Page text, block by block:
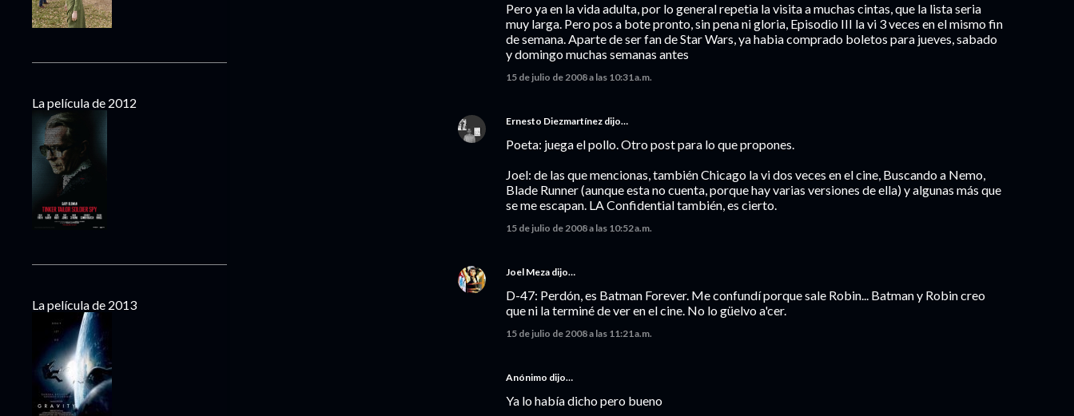
Pero ya en la vida adulta, por lo general repetia la visita a muchas cintas, que la lista seria
muy larga. Pero pos a bote pronto, sin pena ni gloria, Episodio III la vi 3 veces en el mismo fin
de semana. Aparte de ser fan de Star Wars, ya habia comprado boletos para jueves, sabado
y domingo muchas semanas antes
15 de julio de 2008 a las 10:31 a.m.
Ernesto Diezmartínez dijo…
Poeta: juega el pollo. Otro post para lo que propones.
Joel: de las que mencionas, también Chicago la vi dos veces en el cine, Buscando a Nemo,
Blade Runner (aunque esta no cuenta, porque hay varias versiones de ella) y algunas más que
se me escapan. LA Confidential también, es cierto.
15 de julio de 2008 a las 10:52 a.m.
Joel Meza dijo…
D-47: Perdón, es Batman Forever. Me confundí porque sale Robin... Batman y Robin creo
que ni la terminé de ver en el cine. No lo güelvo a'cer.
15 de julio de 2008 a las 11:21 a.m.
Anónimo dijo…
Ya lo había dicho pero bueno
La película de 2012
La película de 2013